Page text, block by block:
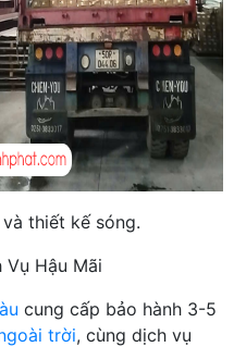
thiết kế sóng.
Vụ Hậu Mãi
cung cấp bảo hành 3-5
trời, cùng dịch vụ